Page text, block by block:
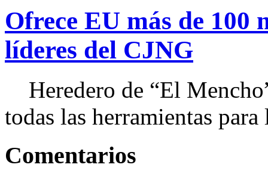
Ofrece EU más de 100
líderes del CJNG
Heredero de “El
todas las herramientas
Comentarios